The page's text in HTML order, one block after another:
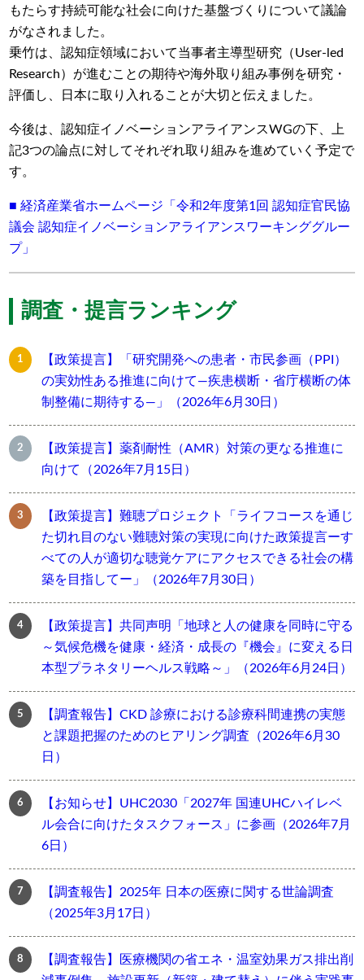
もたらす持続可能な社会に向けた基盤づくりについて議論
がなされました。
乗竹は、認知症領域において当事者主導型研究（User-led
Research）が進むことの期待や海外取り組み事例を研究・
評価し、日本に取り入れることが大切と伝えました。
今後は、認知症イノベーションアライアンスWGの下、上
記3つの論点に対してそれぞれ取り組みを進めていく予定で
す。
■ 経済産業省ホームページ「令和2年度第1回 認知症官民協
議会 認知症イノベーションアライアンスワーキンググルー
プ」
調査・提言ランキング
【政策提言】「研究開発への患者・市民参画（PPI）
の実効性ある推進に向けて―疾患横断・省庁横断の体
制整備に期待する―」（2026年6月30日）
【政策提言】薬剤耐性（AMR）対策の更なる推進に
向けて（2026年7月15日）
【政策提言】難聴プロジェクト「ライフコースを通じ
た切れ目のない難聴対策の実現に向けた政策提言ーす
べての人が適切な聴覚ケアにアクセスできる社会の構
築を目指してー」（2026年7月30日）
【政策提言】共同声明「地球と人の健康を同時に守る
～気候危機を健康・経済・成長の『機会』に変える日
本型プラネタリーヘルス戦略～」（2026年6月24日）
【調査報告】CKD 診療における診療科間連携の実態
と課題把握のためのヒアリング調査（2026年6月30
日）
【お知らせ】UHC2030「2027年 国連UHCハイレベ
ル会合に向けたタスクフォース」に参画（2026年7月
6日）
【調査報告】2025年 日本の医療に関する世論調査
（2025年3月17日）
【調査報告】医療機関の省エネ・温室効果ガス排出削